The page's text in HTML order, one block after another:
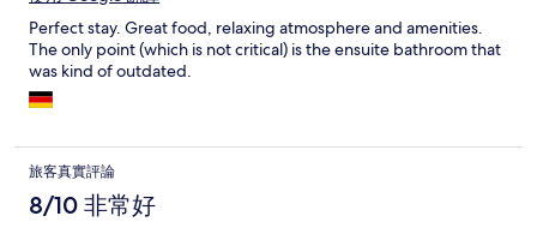
Perfect stay. Great food, relaxing atmosphere and amenities.
The only point (which is not critical) is the ensuite bathroom that
was kind of outdated.
旅客真實評論
8/10 非常好